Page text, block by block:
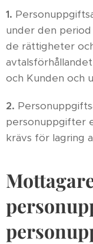
1.
under den
de rättigheter
och Kunden och
2.
personuppgifter
krävs för lagring